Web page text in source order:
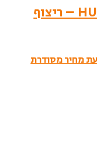
HUJ-612-S-9564-45×90 – ריצוף
מחיר מסודרת